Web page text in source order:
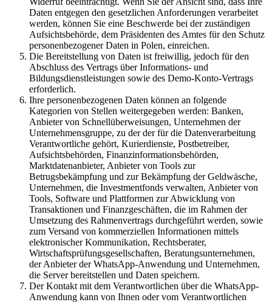
Daten entgegen den gesetzlichen Anforderungen verarbeitet
werden, können Sie eine Beschwerde bei der zuständigen
Aufsichtsbehörde, dem Präsidenten des Amtes für den Schutz
personenbezogener Daten in Polen, einreichen.
Die Bereitstellung von Daten ist freiwillig, jedoch für den
Abschluss des Vertrags über Informations- und
Bildungsdienstleistungen sowie des Demo-Konto-Vertrags
erforderlich.
Ihre personenbezogenen Daten können an folgende
Kategorien von Stellen weitergegeben werden: Banken,
Anbieter von Schnellüberweisungen, Unternehmen der
Unternehmensgruppe, zu der der für die Datenverarbeitung
Verantwortliche gehört, Kurierdienste, Postbetreiber,
Aufsichtsbehörden, Finanzinformationsbehörden,
Marktdatenanbieter, Anbieter von Tools zur
Betrugsbekämpfung und zur Bekämpfung der Geldwäsche,
Unternehmen, die Investmentfonds verwalten, Anbieter von
Tools, Software und Plattformen zur Abwicklung von
Transaktionen und Finanzgeschäften, die im Rahmen der
Umsetzung des Rahmenvertrags durchgeführt werden, sowie
zum Versand von kommerziellen Informationen mittels
elektronischer Kommunikation, Rechtsberater,
Wirtschaftsprüfungsgesellschaften, Beratungsunternehmen,
der Anbieter der WhatsApp-Anwendung und Unternehmen,
die Server bereitstellen und Daten speichern.
Der Kontakt mit dem Verantwortlichen über die WhatsApp-
Anwendung kann von Ihnen oder vom Verantwortlichen